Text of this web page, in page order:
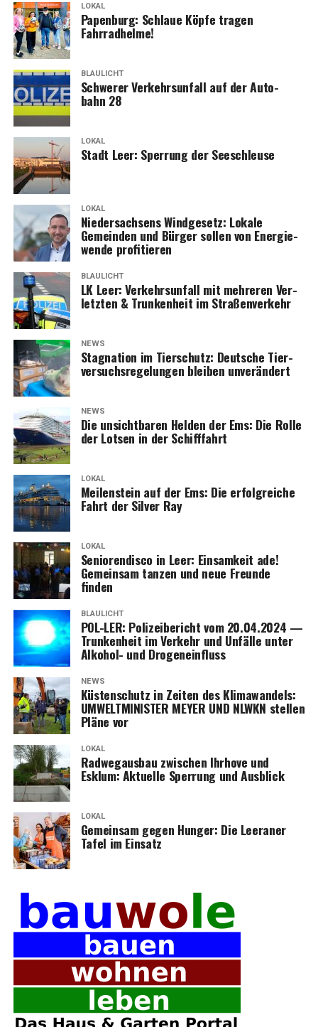
LOKAL
Papen­burg: Schlaue Köp­fe tra­gen
Fahrradhelme!
BLAULICHT
Schwe­rer Ver­kehrs­un­fall auf der Auto­
bahn 28
LOKAL
Stadt Leer: Sper­rung der Seeschleuse
LOKAL
Nie­der­sach­sens Wind­ge­setz: Loka­le
Gemein­den und Bür­ger sol­len von Ener­gie­
wen­de profitieren
BLAULICHT
LK Leer: Ver­kehrs­un­fall mit meh­re­ren Ver­
letz­ten & Trun­ken­heit im Straßenverkehr
NEWS
Sta­gna­ti­on im Tier­schutz: Deut­sche Tier­
ver­suchs­re­ge­lun­gen blei­ben unverändert
NEWS
Die unsicht­ba­ren Hel­den der Ems: Die Rol­le
der Lot­sen in der Schifffahrt
LOKAL
Mei­len­stein auf der Ems: Die erfolg­rei­che
Fahrt der Sil­ver Ray
LOKAL
Senio­ren­dis­co in Leer: Ein­sam­keit ade!
Gemein­sam tan­zen und neue Freun­de
finden
BLAULICHT
POL-LER: Poli­zei­be­richt vom 20.04.2024 —
Trun­ken­heit im Ver­kehr und Unfäl­le unter
Alko­hol- und Drogeneinfluss
NEWS
Küs­ten­schutz in Zei­ten des Kli­ma­wan­dels:
UMWELTMINISTER MEYER UND NLWKN stel­len
Plä­ne vor
LOKAL
Rad­weg­aus­bau zwi­schen Ihr­ho­ve und
Esklum: Aktu­el­le Sper­rung und Ausblick
LOKAL
Gemein­sam gegen Hun­ger: Die Leera­ner
Tafel im Einsatz